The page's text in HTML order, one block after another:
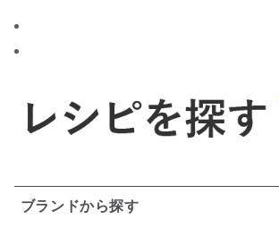
ブランドから探す